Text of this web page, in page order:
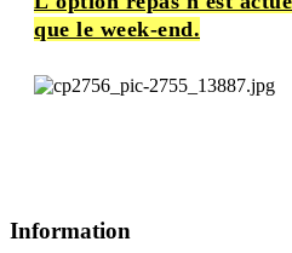
que le week-end.
Information